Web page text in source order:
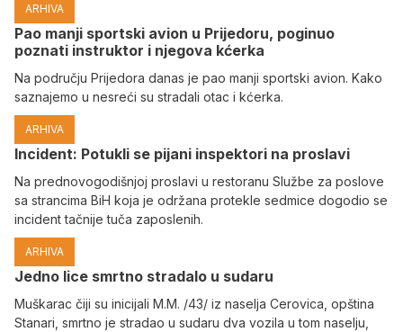
ARHIVA
Pao manji sportski avion u Prijedoru, poginuo
poznati instruktor i njegova kćerka
Na području Prijedora danas je pao manji sportski avion. Kako
saznajemo u nesreći su stradali otac i kćerka.
ARHIVA
Incident: Potukli se pijani inspektori na proslavi
Na prednovogodišnjoj proslavi u restoranu Službe za poslove
sa strancima BiH koja je održana protekle sedmice dogodio se
incident tačnije tuča zaposlenih.
ARHIVA
Јedno lice smrtno stradalo u sudaru
Muškarac čiji su inicijali M.M. /43/ iz naselja Cerovica, opština
Stanari, smrtno je stradao u sudaru dva vozila u tom naselju,